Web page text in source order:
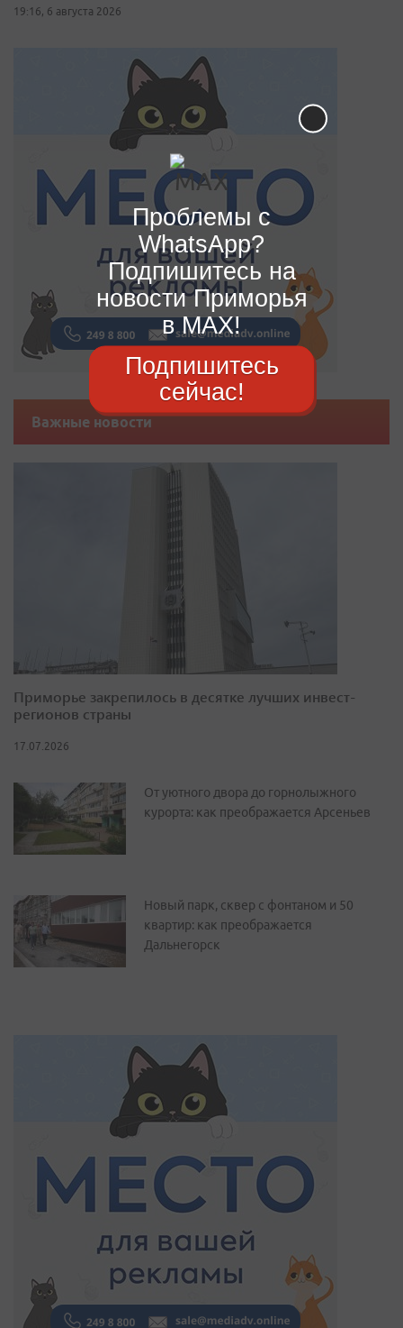
19:16, 6 августа 2026
Важные новости
Приморье закрепилось в десятке лучших инвест-
регионов страны
17.07.2026
От уютного двора до горнолыжного
курорта: как преображается Арсеньев
Новый парк, сквер с фонтаном и 50
квартир: как преображается
Дальнегорск
Проблемы с
WhatsApp?
Подпишитесь на
новости Приморья
в MAX!
Подпишитесь
сейчас!